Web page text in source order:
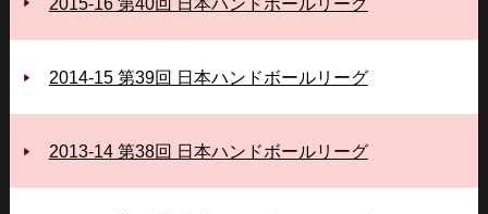
2015-16 第40回 日本ハンドボールリーグ
2014-15 第39回 日本ハンドボールリーグ
2013-14 第38回 日本ハンドボールリーグ